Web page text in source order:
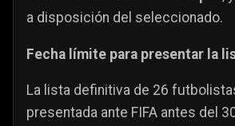
a disposición del seleccionado.
Fecha límite para presentar la
La lista definitiva de 26
presentada ante FIFA antes del